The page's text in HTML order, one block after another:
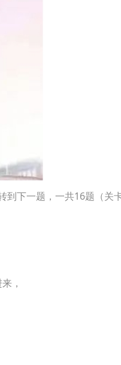
到下一题，一共16题（关
，